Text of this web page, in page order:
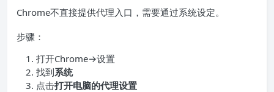
Chrome不直接提供代理入口，需要通过系统设定。
步骤：
打开Chrome→设置
找到系统
点击打开电脑的代理设置